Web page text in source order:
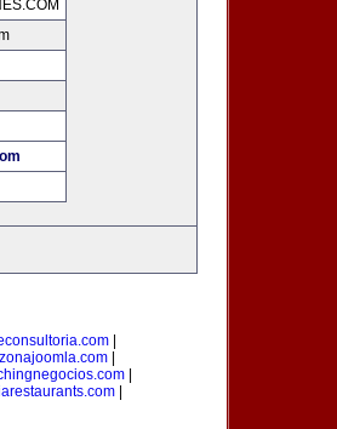
zonajoomla.com|
|